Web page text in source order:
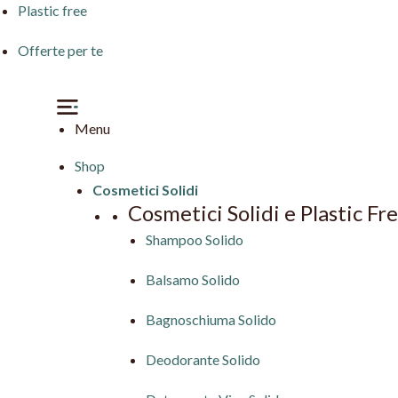
Plastic free
Offerte per te
Menu
Shop
Cosmetici Solidi
Cosmetici Solidi e Plastic
Shampoo Solido
Balsamo Solido
Bagnoschiuma Solido
Deodorante Solido